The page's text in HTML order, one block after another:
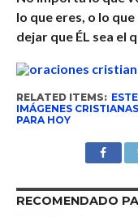
lo que eres, o lo
dejar que ÉL sea el
RELATED ITEMS:
IMÁGENES CRISTIANAS
PARA HOY
RECOMENDADO